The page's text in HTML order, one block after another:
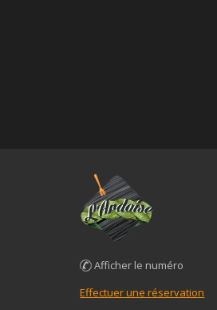
Afficher le numéro
Effectuer une réservation